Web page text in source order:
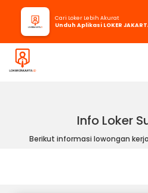
Info Loker
Berikut informasi lowongan
Cari Loker Lebih Akurat
Unduh Aplikasi LOKER